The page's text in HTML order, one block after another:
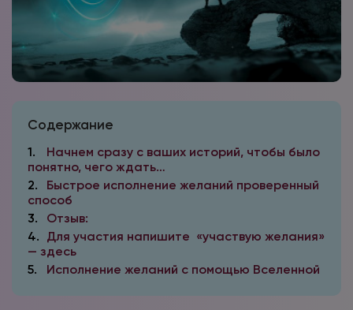
Содержание
1
Начнем сразу с ваших историй, чтобы было
понятно, чего ждать…
2
Быстрое исполнение желаний проверенный
способ
3
Отзыв:
4
Для участия напишите «участвую желания»
— здесь
5
Исполнение желаний с помощью Вселенной